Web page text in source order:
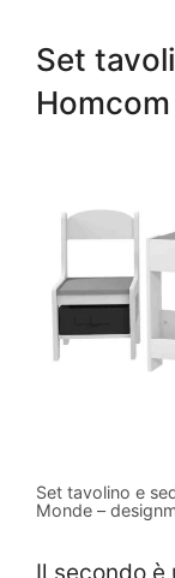
Set
Homcom
Set tavolino e
Monde –